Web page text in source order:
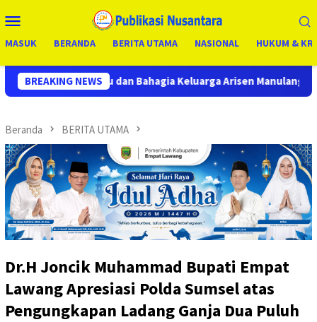
ke
Mobile
MASUK BERANDA BERITA UTAMA NASIONAL HUKUM &
BREAKING NEWS
Keluarga Arisen Manulang Bersama Istri Ucapkan
Beranda BERITA UTAMA
Dr.H Joncik Muhammad Bupati Empat
Lawang Apresiasi Polda Sumsel atas
Pengungkapan Ladang Ganja Dua Puluh